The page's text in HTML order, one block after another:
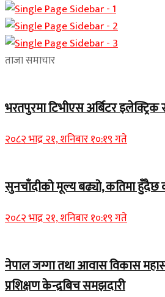
ताजा समाचार
भरतपुरमा टिभीएस अर्बिटर
२०८२ भाद्र २१, शनिबार १०:१९ गते
सुनचाँदीको मूल्य बढ्यो, कतिमा हुँदैछ
२०८२ भाद्र २१, शनिबार १०:१९ गते
नेपाल जग्गा तथा आवास विकास
प्रशिक्षण केन्द्रबिच समझदारी